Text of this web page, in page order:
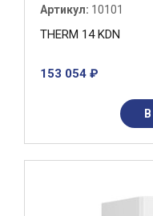
Артикул: 10101
THERM 14 KDN
153 054 ₽